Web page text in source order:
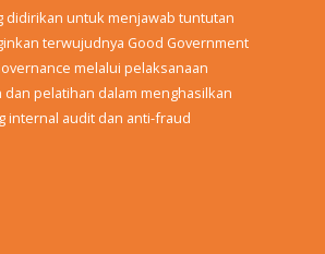
didirikan untuk menjawab tuntutan
terwujudnya Good Government
melalui pelaksanaan
pelatihan dalam menghasilkan
internal audit dan anti-fraud